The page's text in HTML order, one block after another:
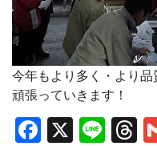
今年もより多く・より
頑張っていきます！
X Line